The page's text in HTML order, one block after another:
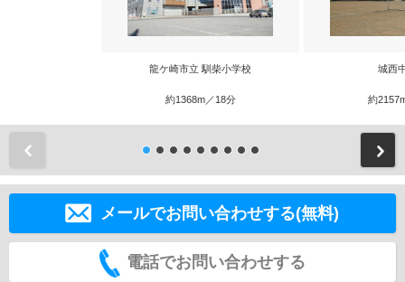
龍ケ崎市立 馴柴小学校
約1368m／18分
城西
約
メールでお問い合わせする(無料)
電話でお問い合わせする